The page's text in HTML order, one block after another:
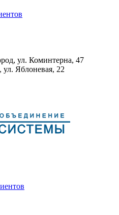
ул. Коминтерна, 47
Яблоневая, 22